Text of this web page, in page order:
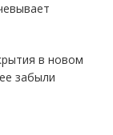
в новом
забыли